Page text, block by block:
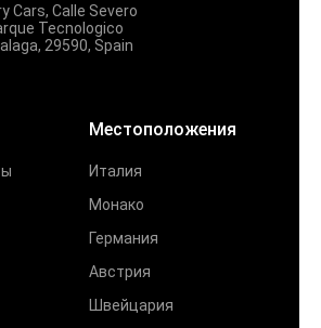
Cars, Calle Severo
Tecnologico
29590, Spain
Местоположения
Италия
Монако
Германия
Австрия
Швейцария